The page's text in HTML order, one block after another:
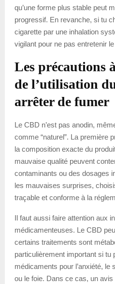
qu’une forme plus stable peut
progressif. En revanche, si tu
cigarette par une inhalation
vigilant pour ne pas entretenir
Les précautions
de l’utilisation
arrêter de fumer
Le CBD n’est pas anodin,
comme “naturel”. La première
la composition exacte du
mauvaise qualité peuvent
contaminants ou des dosages
les mauvaises surprises,
traçable et conforme à la
Il faut aussi faire attention aux
médicamenteuses. Le CBD
certains traitements sont
particulièrement important si tu
médicaments pour l’anxiété,
ou le foie. Dans ce cas, un